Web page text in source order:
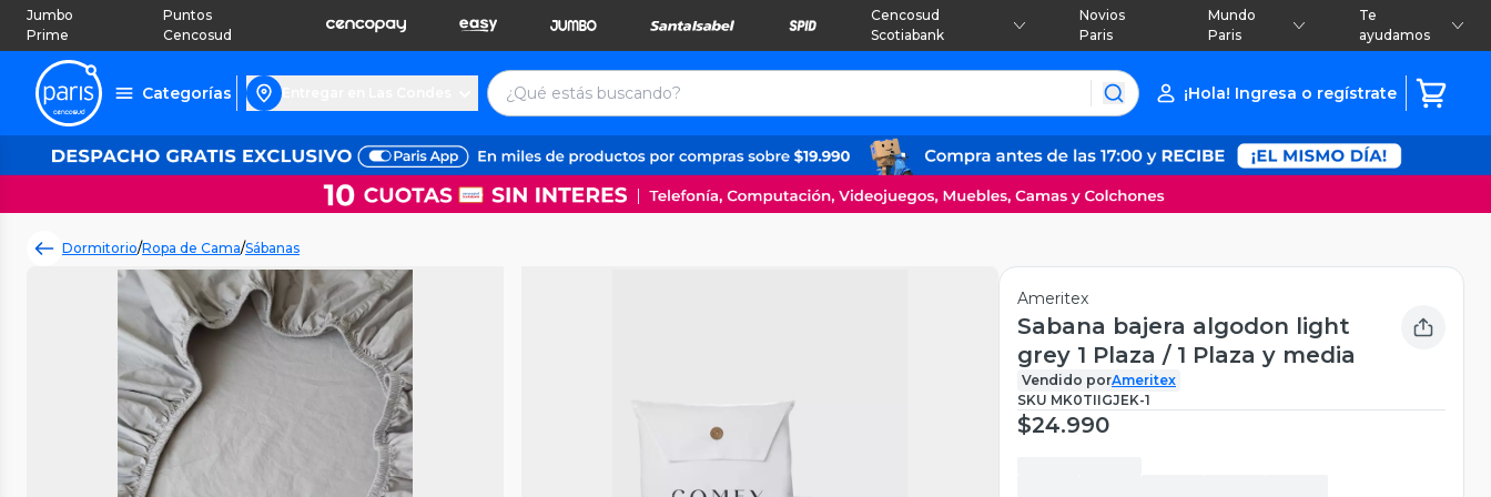
Jumbo
Prime
Puntos
Cencosud
Cencosud
Scotiabank
Novios
Paris
Mundo
Paris
Te
ayudamos
Categorías ¡Hola! Ingresa o regístrate
Dormitorio/Ropa de Cama/Sábanas
Ameritex
Sabana bajera algodon light
grey 1 Plaza / 1 Plaza y media
Vendido porAmeritex
SKU MK0TIIGJEK-1
$24.990